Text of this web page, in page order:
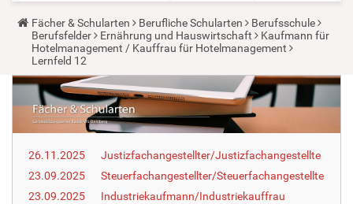
Y
o
u
a
r
e
e
r
e
Fächer & Schularten Berufliche Schularten
Berufsschule
Berufsfelder
Ernährung und Hauswirtschaft
Kaufmann für
Hotelmanagement / Kauffrau für Hotelmanagement
Lernfeld 12
26.11.2025
Justizfachangestellter/Justizfachangestellte
23.09.2025
Steuerfachangestellter/Steuerfachangestellte
23.09.2025
Industriekaufmann/Industriekauffrau